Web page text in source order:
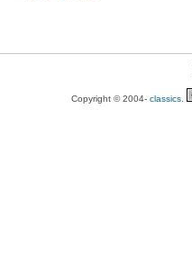
Copyright © 2004- classics.